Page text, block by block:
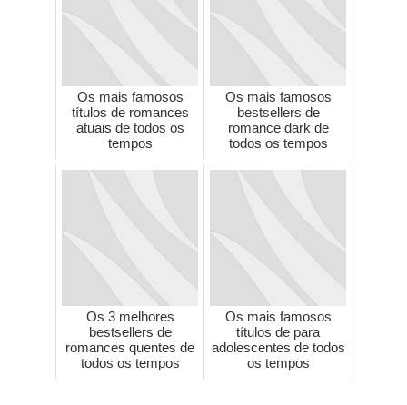
Os mais famosos
títulos de romances
atuais de todos os
tempos
Os mais famosos
bestsellers de
romance dark de
todos os tempos
Os 3 melhores
bestsellers de
romances quentes de
todos os tempos
Os mais famosos
títulos de para
adolescentes de todos
os tempos